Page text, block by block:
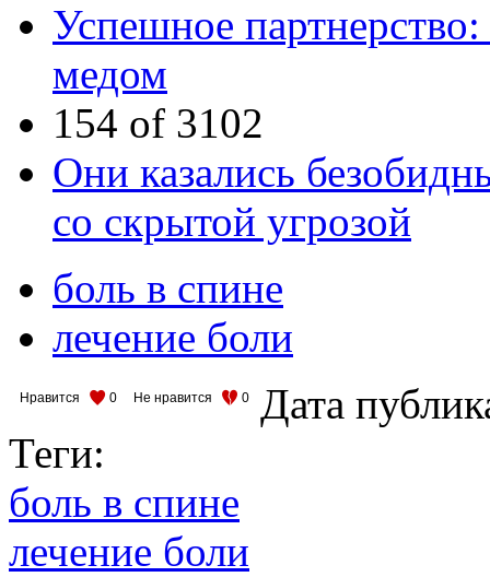
Успешное
медом
154 of 3102
Они казались
со скрытой угрозой
боль в спине
лечение боли
Нравится 0 Не нравится 0
Дата
Теги:
боль в спине
лечение боли